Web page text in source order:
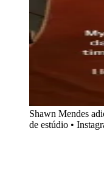
Shawn Mendes
de estúdio •